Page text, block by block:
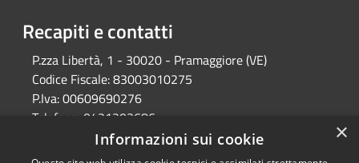
Recapiti e contatti
P.zza Libertà, 1 - 30020 - Pramaggiore (VE)
Codice Fiscale:83003010275
P.Iva:00609690276
Telefono: 0421203686
protocollo@comune.pramaggiore.ve.it
Pec:
protocollo.comune.pramaggiore.ve@pecveneto.it
×
Informazioni sui cookie